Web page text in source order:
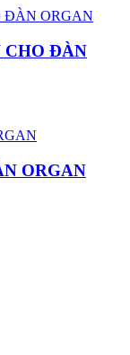
CHO ĐÀN
ORGAN